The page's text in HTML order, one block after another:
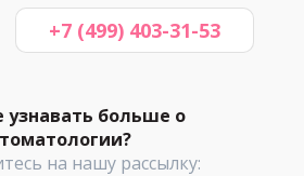
узнавать больше о
на нашу рассылку:
+7 (499) 403-31-53